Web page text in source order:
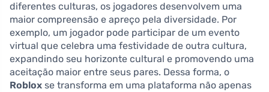
diferentes culturas, os jogadores desenvolvem uma
maior compreensão e apreço pela diversidade. Por
exemplo, um jogador pode participar de um evento
virtual que celebra uma festividade de outra cultura,
expandindo seu horizonte cultural e promovendo uma
aceitação maior entre seus pares. Dessa forma, o
Roblox se transforma em uma plataforma não apenas